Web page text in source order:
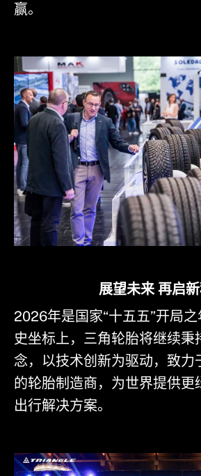
赢。
展望未来 再启
2026年是国家“十五五”开局
史坐标上，三角轮胎将继续秉
念，以技术创新为驱动，致力
的轮胎制造商，为世界提供更
出行解决方案。